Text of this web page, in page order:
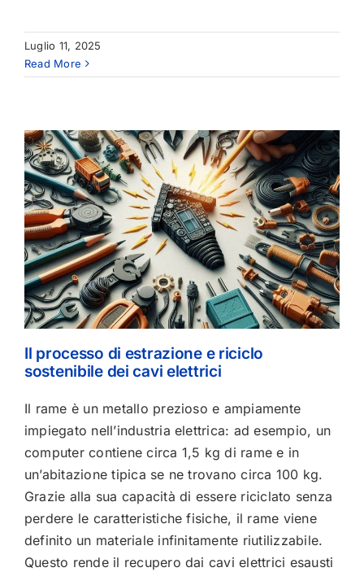
Luglio 11, 2025
Read More
Il processo di estrazione e riciclo
sostenibile dei cavi elettrici
Il rame è un metallo prezioso e ampiamente
impiegato nell’industria elettrica: ad esempio, un
computer contiene circa 1,5 kg di rame e in
un’abitazione tipica se ne trovano circa 100 kg.
Grazie alla sua capacità di essere riciclato senza
perdere le caratteristiche fisiche, il rame viene
definito un materiale infinitamente riutilizzabile.
Questo rende il recupero dai cavi elettrici esausti